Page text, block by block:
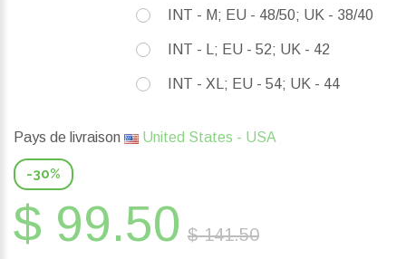
INT - M; EU - 48/50; UK - 38/40
INT - L; EU - 52; UK - 42
INT - XL; EU - 54; UK - 44
Pays de livraison United States - USA
-30%
$ 99.50 $ 141.50